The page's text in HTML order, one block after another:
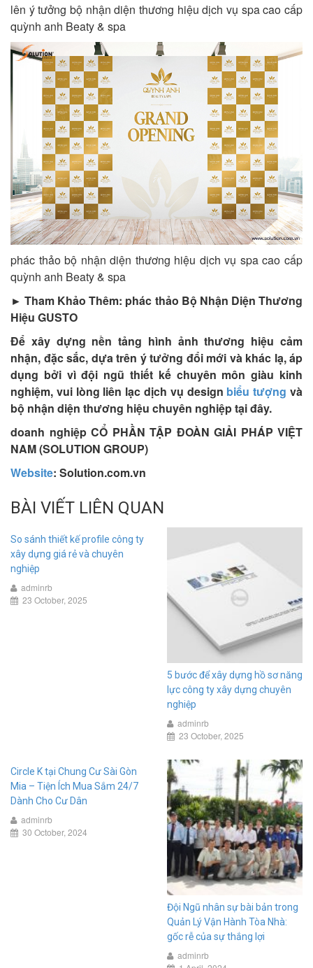
lên ý tưởng bộ nhận diện thương hiệu dịch vụ spa cao cấp
quỳnh anh Beaty & spa
phác thảo bộ nhận diện thương hiệu dịch vụ spa cao cấp
quỳnh anh Beaty & spa
► Tham Khảo Thêm: phác thảo Bộ Nhận Diện Thương
Hiệu GUSTO
Để xây dựng nền tảng hình ảnh thương hiệu cảm
nhận, đặc sắc, dựa trên ý tưởng đổi mới và khác lạ, áp
dụng bởi vì đội ngũ thiết kế chuyên môn giàu kinh
nghiệm, vui lòng liên lạc dịch vụ design biểu tượng và
bộ nhận diện thương hiệu chuyên nghiệp tại đây.
doanh nghiệp CỔ PHẦN TẬP ĐOÀN GIẢI PHÁP VIỆT
NAM (SOLUTION GROUP)
Website: Solution.com.vn
BÀI VIẾT LIÊN QUAN
So sánh thiết kế profile công ty
xây dựng giá rẻ và chuyên
nghiệp
adminrb
23 October, 2025
5 bước để xây dựng hồ sơ năng
lực công ty xây dựng chuyên
nghiệp
adminrb
23 October, 2025
Circle K tại Chung Cư Sài Gòn
Mia – Tiện Ích Mua Sắm 24/7
Dành Cho Cư Dân
adminrb
30 October, 2024
Đội Ngũ nhân sự bài bản trong
Quản Lý Vận Hành Tòa Nhà:
gốc rễ của sự thắng lợi
adminrb